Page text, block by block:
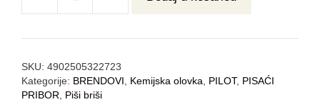
SKU: 4902505322723
Kategorije: BRENDOVI , Kemijska olovka, PILOT, PISAĆI
PRIBOR, Piši briši